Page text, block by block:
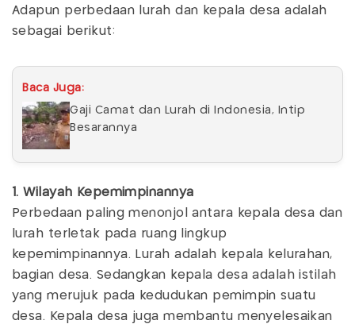
Adapun perbedaan lurah dan kepala desa adalah
sebagai berikut:
Baca Juga:
Gaji Camat dan Lurah di Indonesia, Intip
Besarannya
1. Wilayah Kepemimpinannya
Perbedaan paling menonjol antara kepala desa dan
lurah terletak pada ruang lingkup
kepemimpinannya. Lurah adalah kepala kelurahan,
bagian desa. Sedangkan kepala desa adalah istilah
yang merujuk pada kedudukan pemimpin suatu
desa. Kepala desa juga membantu menyelesaikan